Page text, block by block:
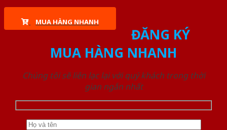
MUA HÀNG NHANH
ĐĂNG KÝ
MUA HÀNG NHANH
Chúng tôi sẽ liên lạc lại với quý khách trong thời
gian ngắn nhất